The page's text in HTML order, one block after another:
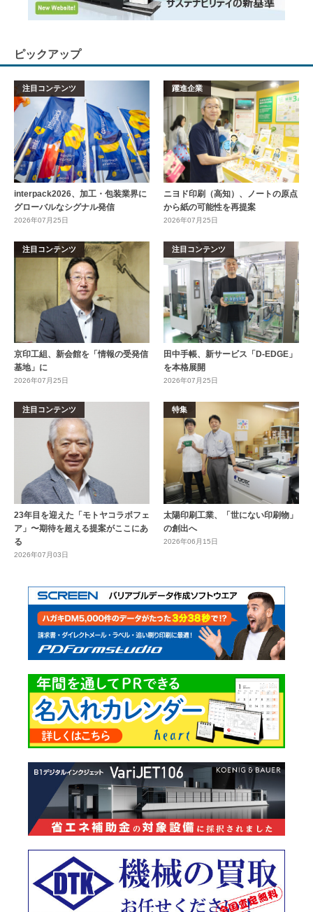
ピックアップ
注目コンテンツ
interpack2026、加工・包装業界に
グローバルなシグナル発信
2026年07月25日
躍進企業
ニヨド印刷（高知）、ノートの原点
から紙の可能性を再提案
2026年07月25日
注目コンテンツ
京印工組、新会館を「情報の受発信
基地」に
2026年07月25日
注目コンテンツ
田中手帳、新サービス「D-EDGE」
を本格展開
2026年07月25日
注目コンテンツ
23年目を迎えた「モトヤコラボフェ
ア」〜期待を超える提案がここにあ
る
2026年07月03日
特集
太陽印刷工業、「世にない印刷物」
の創出へ
2026年06月15日